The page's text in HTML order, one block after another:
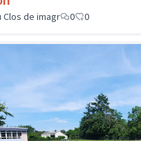
Clos de imagr
0 0